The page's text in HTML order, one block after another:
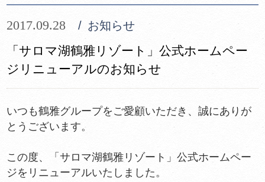
2017.09.28 お知らせ
「サロマ湖鶴雅リゾート」公式ホームペー
ジリニューアルのお知らせ
いつも鶴雅グループをご愛顧いただき、誠にありが
とうございます。
この度、「サロマ湖鶴雅リゾート」公式ホームペー
ジをリニューアルいたしました。